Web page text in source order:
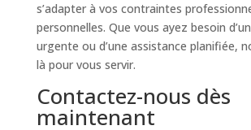
s’adapter à vos contraintes
personnelles. Que vous ayez besoin
urgente ou d’une assistance planifiée,
là pour vous servir.
Contactez-nous dès
maintenant